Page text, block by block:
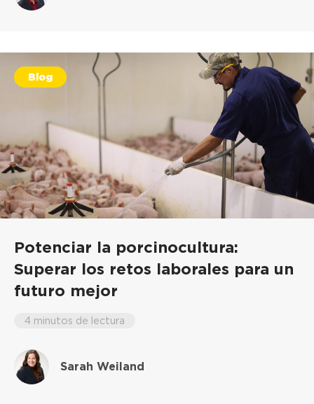
Blog
Potenciar la porcinocultura:
Superar los retos laborales para un
futuro mejor
4 minutos de lectura
Sarah Weiland